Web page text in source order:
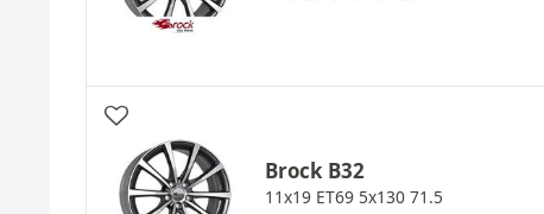
Brock B32
11x19 ET69 5x130 71.5